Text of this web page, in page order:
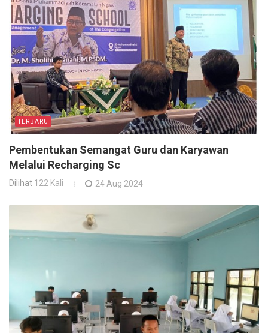
TERBARU
Pembentukan Semangat Guru dan Karyawan
Melalui Recharging Sc
Dilihat 122 Kali 24 Aug 2024